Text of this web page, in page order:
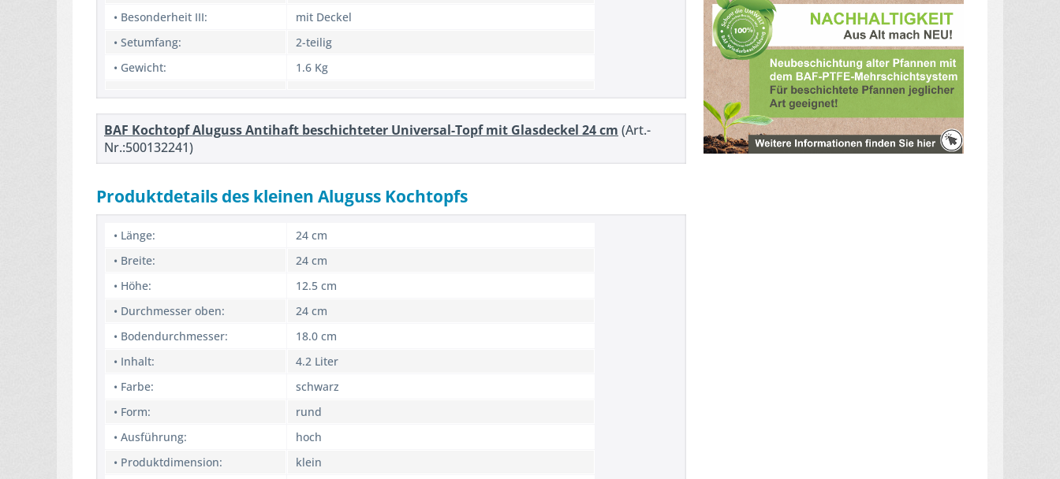
• Besonderheit III:
mit Deckel
• Setumfang:
2-teilig
• Gewicht:
1.6 Kg
BAF Kochtopf Aluguss Antihaft beschichteter Universal-Topf mit Glasdeckel 24 cm (Art.-
Nr.:500132241)
Produktdetails des kleinen Aluguss Kochtopfs
• Länge:
24 cm
• Breite:
24 cm
• Höhe:
12.5 cm
• Durchmesser oben:
24 cm
• Bodendurchmesser:
18.0 cm
• Inhalt:
4.2 Liter
• Farbe:
schwarz
• Form:
rund
• Ausführung:
hoch
• Produktdimension:
klein